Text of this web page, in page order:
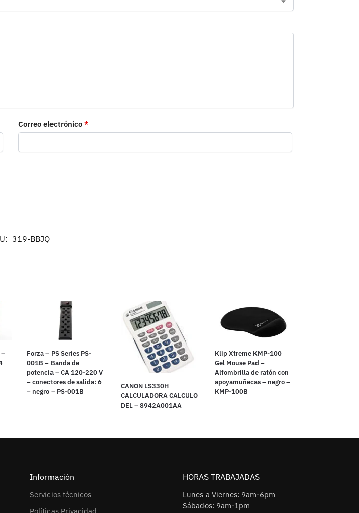
Correo electrónico *
319-BBJQ
Forza – PS Series PS-
001B – Banda de
potencia – CA 120-220 V
– conectores de salida: 6
– negro – PS-001B
CANON LS330H
CALCULADORA CALCULO
DEL – 8942A001AA
Klip Xtreme KMP-100
Gel Mouse Pad –
Alfombrilla de ratón con
apoyamuñecas – negro –
KMP-100B
Información
Servicios técnicos
HORAS TRABAJADAS
Lunes a Viernes: 9am-6pm
Sábados: 9am-1pm